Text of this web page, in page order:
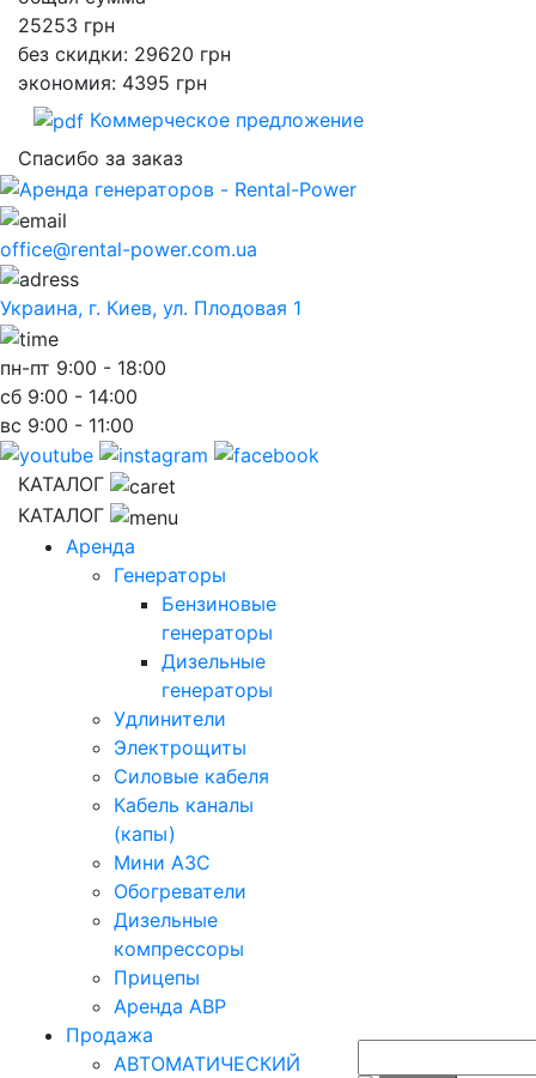
25253 грн
без скидки: 29620 грн
экономия: 4395 грн
Коммерческое предложение
Спасибо за заказ
office@rental-power.com.ua
Украина, г. Киев, ул. Плодовая 1
пн-пт 9:00 - 18:00
сб 9:00 - 14:00
вс 9:00 - 11:00
КАТАЛОГ
КАТАЛОГ
Аренда
Генераторы
Бензиновые
генераторы
Дизельные
генераторы
Удлинители
Электрощиты
Силовые кабеля
Кабель каналы
(капы)
Мини АЗС
Обогреватели
Дизельные
компрессоры
Прицепы
Аренда АВР
Продажа
АВТОМАТИЧЕСКИЙ